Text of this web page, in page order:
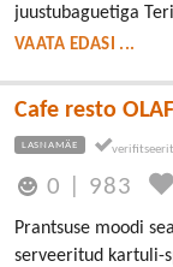
juustubaguetiga
VAATA EDASI ...
Cafe resto OLAF
LASNAMÄE
0 983
Prantsuse moodi
serveeritud kartuli-